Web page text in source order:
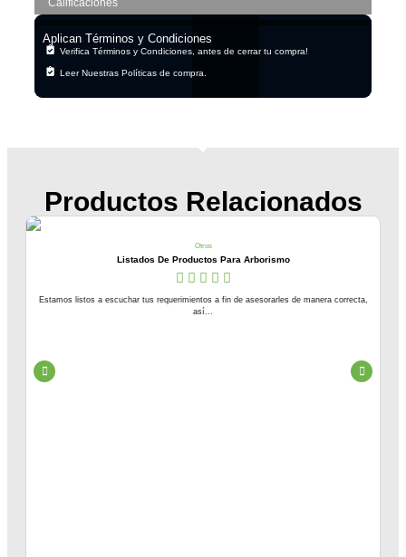
Calificaciones
Aplican Términos y Condiciones
Verifica Términos y Condiciones, antes de cerrar tu compra!
Leer Nuestras Políticas de compra.
Productos Relacionados
Otros
Listados De Productos Para Arborismo
Estamos listos a escuchar tus requerimientos a fin de asesorarles de manera correcta,
así...